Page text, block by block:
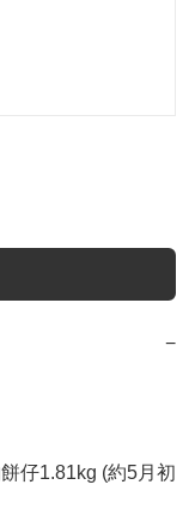
−
仔1.81kg (約5月初